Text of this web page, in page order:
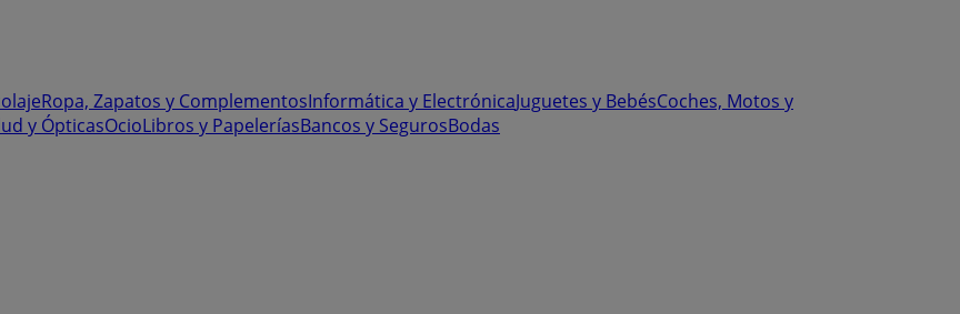
Ropa, Zapatos y ComplementosInformática y ElectrónicaJuguetes y BebésCoches, Motos y
y ÓpticasOcioLibros y PapeleríasBancos y SegurosBodas